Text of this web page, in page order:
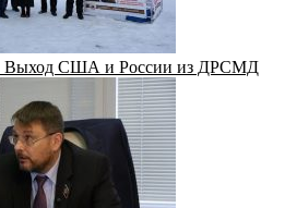
Выход США и России из ДРСМД